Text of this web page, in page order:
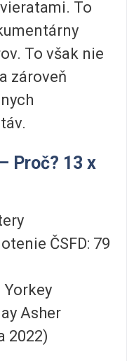
To
To však nie
zároveň
Proč? 13 x
ČSFD: 79
Asher
2022)